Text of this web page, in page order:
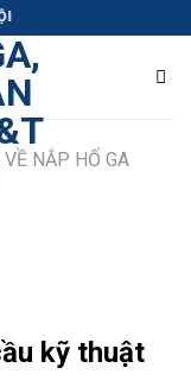
NẮP HỐ GA
kỹ thuật